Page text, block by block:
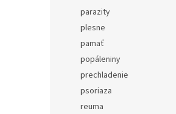
parazity
plesne
pamať
popáleniny
prechladenie
psoriaza
reuma